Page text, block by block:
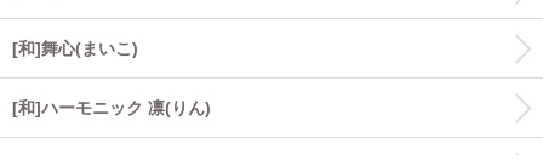
[和]舞心(まいこ)
[和]ハーモニック 凛(りん)